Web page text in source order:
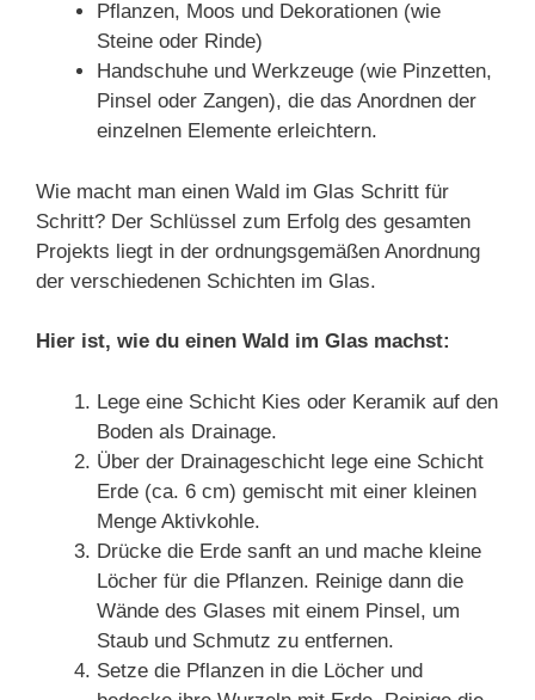
Pflanzen, Moos und Dekorationen (wie
Steine oder Rinde)
Handschuhe und Werkzeuge (wie Pinzetten,
Pinsel oder Zangen), die das Anordnen der
einzelnen Elemente erleichtern.
Wie macht man einen Wald im Glas Schritt für
Schritt? Der Schlüssel zum Erfolg des gesamten
Projekts liegt in der ordnungsgemäßen Anordnung
der verschiedenen Schichten im Glas.
Hier ist, wie du einen Wald im Glas machst:
Lege eine Schicht Kies oder Keramik auf den
Boden als Drainage.
Über der Drainageschicht lege eine Schicht
Erde (ca. 6 cm) gemischt mit einer kleinen
Menge Aktivkohle.
Drücke die Erde sanft an und mache kleine
Löcher für die Pflanzen. Reinige dann die
Wände des Glases mit einem Pinsel, um
Staub und Schmutz zu entfernen.
Setze die Pflanzen in die Löcher und